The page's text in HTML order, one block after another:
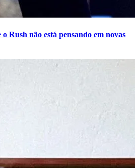
Rush não está pensando em novas